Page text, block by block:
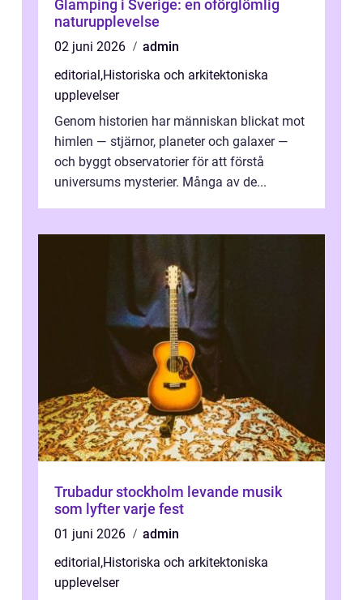
Glamping i Sverige: en oförglömlig
naturupplevelse
02 juni 2026
admin
editorial,Historiska och arkitektoniska
upplevelser
Genom historien har människan blickat mot
himlen — stjärnor, planeter och galaxer —
och byggt observatorier för att förstå
universums mysterier. Många av de...
Trubadur stockholm levande musik
som lyfter varje fest
01 juni 2026
admin
editorial,Historiska och arkitektoniska
upplevelser